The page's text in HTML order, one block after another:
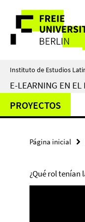
direkt
Inhalt
Herramientas
de
navegación
Instituto de Estudios
E-LEARNING EN
PROYECTOS
Página inicial
¿Qué rol tenían